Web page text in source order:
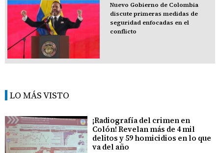
Nuevo Gobierno de Colombia
discute primeras medidas de
seguridad enfocadas en el
conflicto
LO MÁS VISTO
¡Radiografía del crimen en
Colón! Revelan más de 4 mil
delitos y 59 homicidios en lo que
va del año